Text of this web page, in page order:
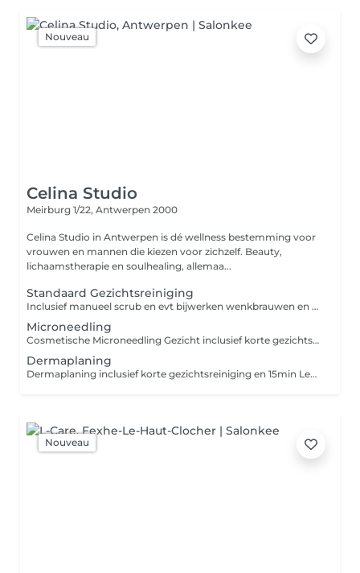
Nouveau
Celina Studio
Meirburg 1/22, Antwerpen 2000
Celina Studio in Antwerpen is dé wellness bestemming voor
vrouwen en mannen die kiezen voor zichzelf. Beauty,
lichaamstherapie en soulhealing, allemaa...
Standaard Gezichtsreiniging
Inclusief manueel scrub en evt bijwerken wenkbrauwen en maskertje.
Microneedling
Cosmetische Microneedling Gezicht inclusief korte gezichtsreiniging vooraf EN 20 min LED Therapy en verzorgende en kalmerende masker voor thuis gebruik avond na behandeling *** vooraf aan behandeling vind korte intake gesprek LET OP : Wanneer NIET mogelijk om een microneedling te laten doen: - zwangere vrouwen of borstvoedende dames. - korter dan 48 uur in de zon of zonnebank - pas na 5 dagen in de zon of zon vakantie - Bij chemotherapie 1 jaar wachttijd - Bij gebruik zware antibiotica isotretinoine 6 maand of medisch advies - Bij kort geleden Dermabrassie. Minimaal 4 weken - Bij Botox of hyaluronzuur injecties korter dan 1 maand geleden. - Bij gebruik anti stollingsmiddelen of ontstekingsremmers -Bij autoimuunziekte Diabetes of HIV - Bij epilepsie multiple sclerose hemofilie - Bij actieve acne huiduitslag - Bij keloid littekens - Gevoeligheid voor koortslip tenzij week van tevoren medicament kuur genomen. *** Ook te nemen als kuur van 6 sessies korting hierbij 10%.
Dermaplaning
Dermaplaning inclusief korte gezichtsreiniging en 15min Led Therapy of Jelly mask
Nouveau